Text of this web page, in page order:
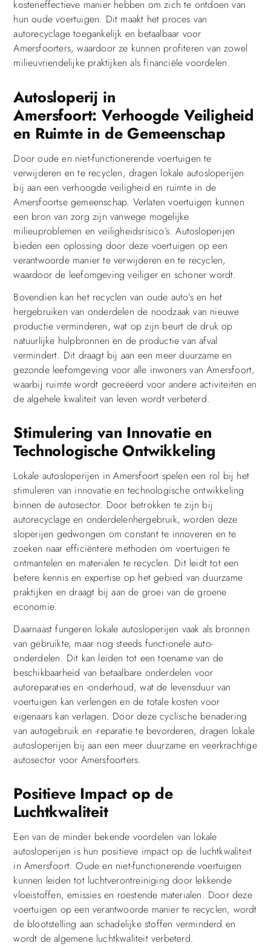
kosteneffectieve manier hebben om zich te ontdoen van
hun oude voertuigen. Dit maakt het proces van
autorecyclage toegankelijk en betaalbaar voor
Amersfoorters, waardoor ze kunnen profiteren van zowel
milieuvriendelijke praktijken als financiële voordelen.
Autosloperij in
Amersfoort: Verhoogde Veiligheid
en Ruimte in de Gemeenschap
Door oude en niet-functionerende voertuigen te
verwijderen en te recyclen, dragen lokale autosloperijen
bij aan een verhoogde veiligheid en ruimte in de
Amersfoortse gemeenschap. Verlaten voertuigen kunnen
een bron van zorg zijn vanwege mogelijke
milieuproblemen en veiligheidsrisico’s. Autosloperijen
bieden een oplossing door deze voertuigen op een
verantwoorde manier te verwijderen en te recyclen,
waardoor de leefomgeving veiliger en schoner wordt.
Bovendien kan het recyclen van oude auto’s en het
hergebruiken van onderdelen de noodzaak van nieuwe
productie verminderen, wat op zijn beurt de druk op
natuurlijke hulpbronnen en de productie van afval
vermindert. Dit draagt bij aan een meer duurzame en
gezonde leefomgeving voor alle inwoners van Amersfoort,
waarbij ruimte wordt gecreëerd voor andere activiteiten en
de algehele kwaliteit van leven wordt verbeterd.
Stimulering van Innovatie en
Technologische Ontwikkeling
Lokale autosloperijen in Amersfoort spelen een rol bij het
stimuleren van innovatie en technologische ontwikkeling
binnen de autosector. Door betrokken te zijn bij
autorecyclage en onderdelenhergebruik, worden deze
sloperijen gedwongen om constant te innoveren en te
zoeken naar efficiëntere methoden om voertuigen te
ontmantelen en materialen te recyclen. Dit leidt tot een
betere kennis en expertise op het gebied van duurzame
praktijken en draagt bij aan de groei van de groene
economie.
Daarnaast fungeren lokale autosloperijen vaak als bronnen
van gebruikte, maar nog steeds functionele auto-
onderdelen. Dit kan leiden tot een toename van de
beschikbaarheid van betaalbare onderdelen voor
autoreparaties en -onderhoud, wat de levensduur van
voertuigen kan verlengen en de totale kosten voor
eigenaars kan verlagen. Door deze cyclische benadering
van autogebruik en -reparatie te bevorderen, dragen lokale
autosloperijen bij aan een meer duurzame en veerkrachtige
autosector voor Amersfoorters.
Positieve Impact op de
Luchtkwaliteit
Een van de minder bekende voordelen van lokale
autosloperijen is hun positieve impact op de luchtkwaliteit
in Amersfoort. Oude en niet-functionerende voertuigen
kunnen leiden tot luchtverontreiniging door lekkende
vloeistoffen, emissies en roestende materialen. Door deze
voertuigen op een verantwoorde manier te recyclen, wordt
de blootstelling aan schadelijke stoffen verminderd en
wordt de algemene luchtkwaliteit verbeterd.